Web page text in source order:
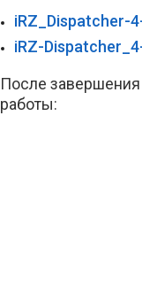
iRZ_Dispatcher-
iRZ-
После завершения
работы: